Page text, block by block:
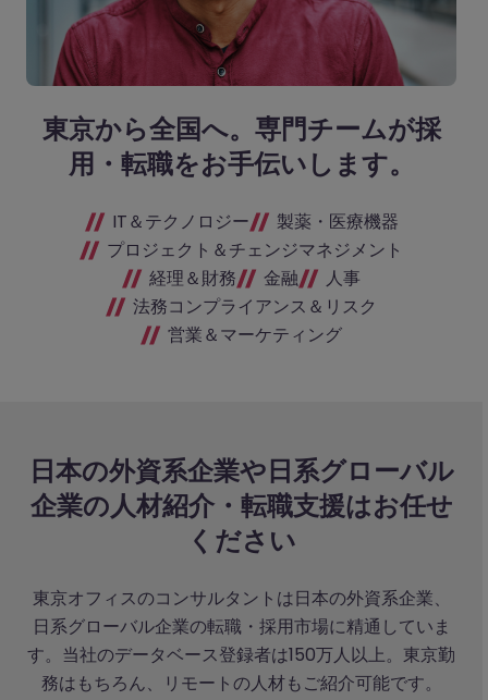
東京から全国へ。専門チームが採
用・転職をお手伝いします。
IT＆テクノロジー
製薬・医療機器
プロジェクト＆チェンジマネジメント
経理＆財務
金融
人事
法務コンプライアンス＆リスク
営業＆マーケティング
日本の外資系企業や日系グローバル
企業の人材紹介・転職支援はお任せ
ください
東京オフィスのコンサルタントは日本の外資系企業、
日系グローバル企業の転職・採用市場に精通していま
す。当社のデータベース登録者は150万人以上。東京勤
務はもちろん、リモートの人材もご紹介可能です。